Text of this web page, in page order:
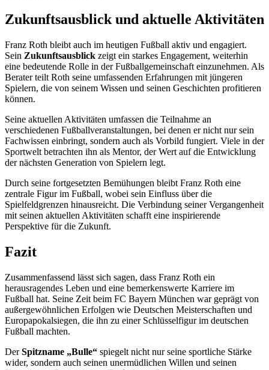
Zukunftsausblick und aktuelle Aktivitäten
Franz Roth bleibt auch im heutigen Fußball aktiv und engagiert.
Sein Zukunftsausblick zeigt ein starkes Engagement, weiterhin
eine bedeutende Rolle in der Fußballgemeinschaft einzunehmen. Als
Berater teilt Roth seine umfassenden Erfahrungen mit jüngeren
Spielern, die von seinem Wissen und seinen Geschichten profitieren
können.
Seine aktuellen Aktivitäten umfassen die Teilnahme an
verschiedenen Fußballveranstaltungen, bei denen er nicht nur sein
Fachwissen einbringt, sondern auch als Vorbild fungiert. Viele in der
Sportwelt betrachten ihn als Mentor, der Wert auf die Entwicklung
der nächsten Generation von Spielern legt.
Durch seine fortgesetzten Bemühungen bleibt Franz Roth eine
zentrale Figur im Fußball, wobei sein Einfluss über die
Spielfeldgrenzen hinausreicht. Die Verbindung seiner Vergangenheit
mit seinen aktuellen Aktivitäten schafft eine inspirierende
Perspektive für die Zukunft.
Fazit
Zusammenfassend lässt sich sagen, dass Franz Roth ein
herausragendes Leben und eine bemerkenswerte Karriere im
Fußball hat. Seine Zeit beim FC Bayern München war geprägt von
außergewöhnlichen Erfolgen wie Deutschen Meisterschaften und
Europapokalsiegen, die ihn zu einer Schlüsselfigur im deutschen
Fußball machten.
DerSpitzname „Bulle“ spiegelt nicht nur seine sportliche Stärke
wider, sondern auch seinen unermüdlichen Willen und seinen